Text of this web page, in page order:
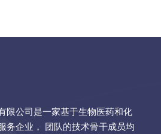
限公司是一家基于生物医药和化
务企业， 团队的技术骨干成员均